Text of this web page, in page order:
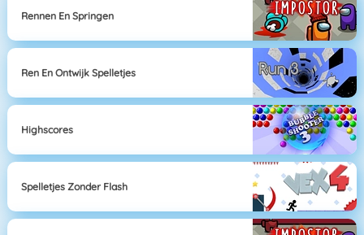
Rennen En Springen
Ren En Ontwijk Spelletjes
Highscores
Spelletjes Zonder Flash